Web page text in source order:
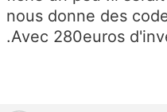
nous donne des
.Avec 280euros